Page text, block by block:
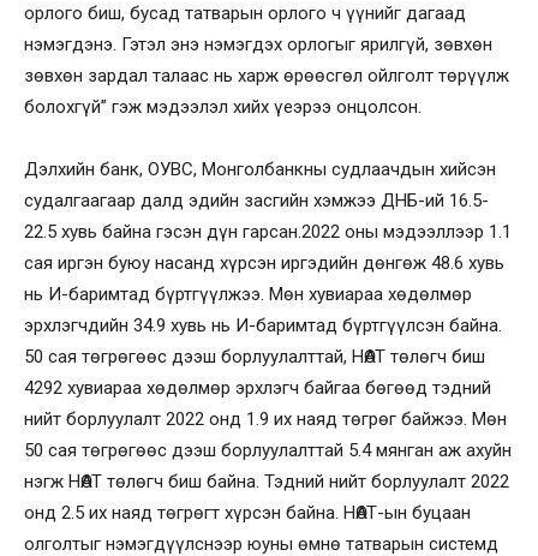
орлого биш, бусад татварын орлого ч үүнийг дагаад
нэмэгдэнэ. Гэтэл энэ нэмэгдэх орлогыг ярилгүй, зөвхөн
зөвхөн зардал талаас нь харж өрөөсгөл ойлголт төрүүлж
болохгүй” гэж мэдээлэл хийх үеэрээ онцолсон.
Дэлхийн банк, ОУВС, Монголбанкны судлаачдын хийсэн
судалгаагаар далд эдийн засгийн хэмжээ ДНБ-ий 16.5-
22.5 хувь байна гэсэн дүн гарсан.2022 оны мэдээллээр 1.1
сая иргэн буюу насанд хүрсэн иргэдийн дөнгөж 48.6 хувь
нь И-баримтад бүртгүүлжээ. Мөн хувиараа хөдөлмөр
эрхлэгчдийн 34.9 хувь нь И-баримтад бүртгүүлсэн байна.
50 сая төгрөгөөс дээш борлуулалттай, НӨАТ төлөгч биш
4292 хувиараа хөдөлмөр эрхлэгч байгаа бөгөөд тэдний
нийт борлуулалт 2022 онд 1.9 их наяд төгрөг байжээ. Мөн
50 сая төгрөгөөс дээш борлуулалттай 5.4 мянган аж ахуйн
нэгж НӨАТ төлөгч биш байна. Тэдний нийт борлуулалт 2022
онд 2.5 их наяд төгрөгт хүрсэн байна. НӨАТ-ын буцаан
олголтыг нэмэгдүүлснээр юуны өмнө татварын системд